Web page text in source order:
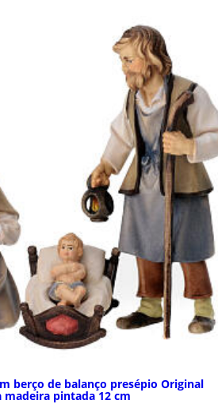
berço de balanço presépio Original
madeira pintada 12 cm